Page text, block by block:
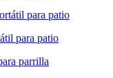
para patio